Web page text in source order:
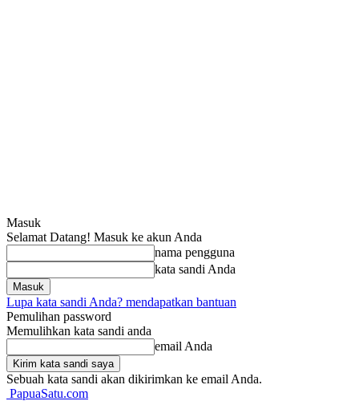
Masuk
Selamat Datang! Masuk ke akun Anda
nama pengguna
kata sandi Anda
Lupa kata sandi Anda? mendapatkan bantuan
Pemulihan password
Memulihkan kata sandi anda
email Anda
Sebuah kata sandi akan dikirimkan ke email Anda.
PapuaSatu.com